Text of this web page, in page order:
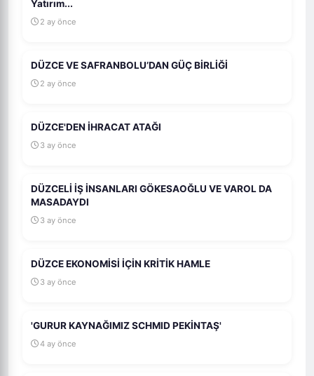
Yatırım...
2 ay önce
DÜZCE VE SAFRANBOLU’DAN GÜÇ BİRLİĞİ
2 ay önce
DÜZCE'DEN İHRACAT ATAĞI
3 ay önce
DÜZCELİ İŞ İNSANLARI GÖKESAOĞLU VE VAROL DA
MASADAYDI
3 ay önce
DÜZCE EKONOMİSİ İÇİN KRİTİK HAMLE
3 ay önce
'GURUR KAYNAĞIMIZ SCHMID PEKİNTAŞ'
4 ay önce